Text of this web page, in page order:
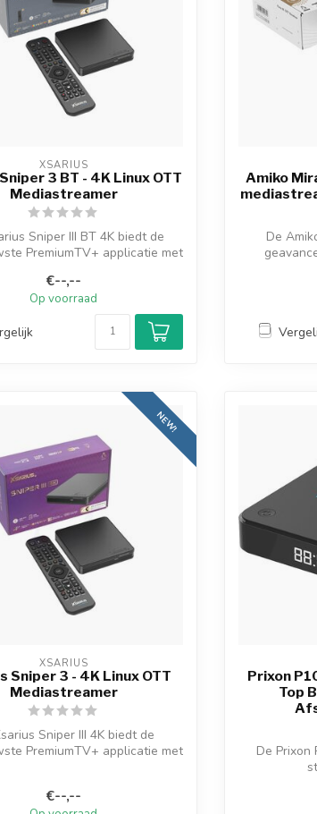
XSARIUS
3 BT - 4K Linux OTT
Mediastreamer
Sniper III BT 4K biedt de
PremiumTV+ applicatie met
€--,--
Op voorraad
Amiko
De
NEW!
XSARIUS
Sniper 3 - 4K Linux OTT
Mediastreamer
Sniper III 4K biedt de
PremiumTV+ applicatie met
€--,--
Prixon
Top
De Prixon